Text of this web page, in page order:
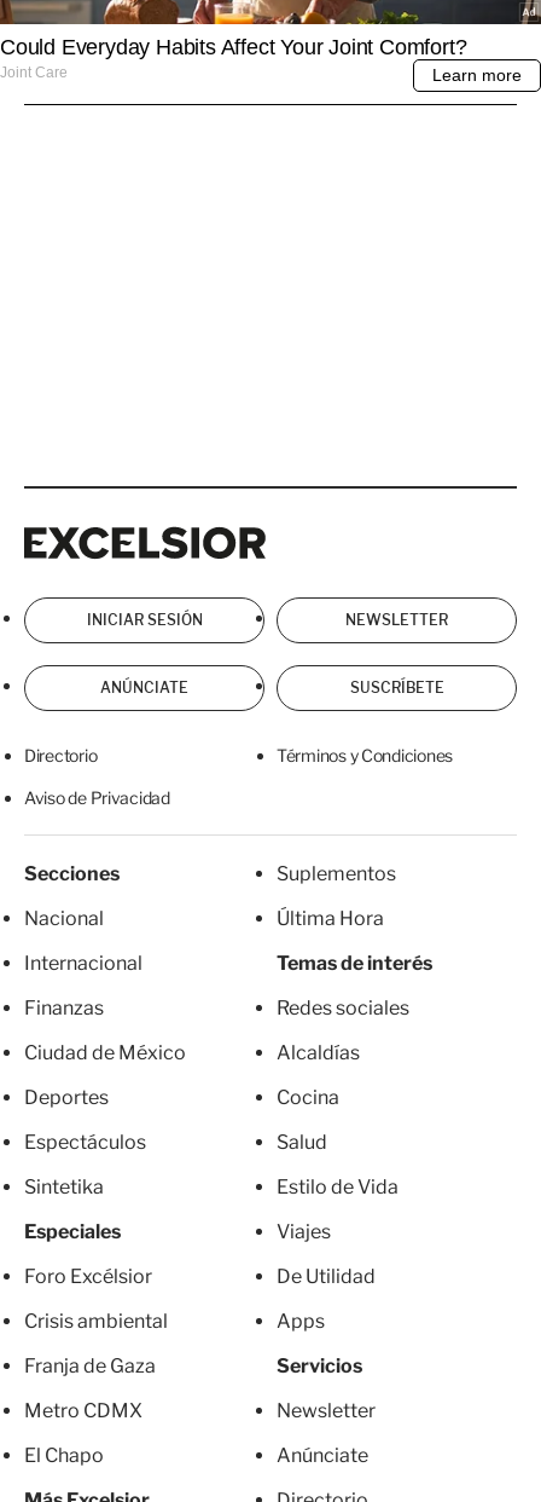
INICIAR SESIÓN NEWSLETTER
ANÚNCIATE SUSCRÍBETE
Directorio Términos y Condiciones
Aviso de Privacidad
Secciones
Nacional
Internacional
Finanzas
Ciudad de México
Deportes
Espectáculos
Sintetika
Especiales
Foro Excélsior
Crisis ambiental
Franja de Gaza
Metro CDMX
El Chapo
Suplementos
Última Hora
Temas de interés
Redes sociales
Alcaldías
Cocina
Salud
Estilo de Vida
Viajes
De Utilidad
Apps
Servicios
Newsletter
Anúnciate